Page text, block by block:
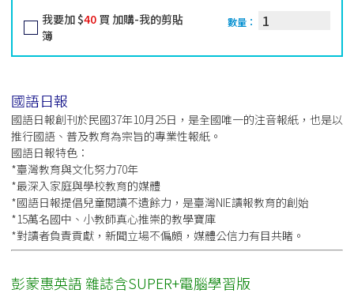
我要加 $40 買 加購-我的剪貼
簿
數量：
國語日報
國語日報創刊於民國37年10月25日，是全國唯一的注音報紙，也是以
推行國語、普及教育為宗旨的專業性報紙。
國語日報特色：
*臺灣教育與文化努力70年
*最深入家庭與學校教育的媒體
*國語日報提倡兒童閱讀不遺餘力，是臺灣NIE讀報教育的創始
*15萬名國中、小教師真心推崇的教學寶庫
*對讀者負責貢獻，新聞立場不偏頗，媒體公信力有目共睹。
彭蒙惠英語 雜誌含SUPER+電腦學習版